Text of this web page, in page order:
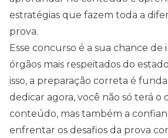
estratégias que fazem toda a
prova.
Esse concurso é a sua chance
órgãos mais respeitados do
isso, a preparação correta é
dedicar agora, você não só terá o
conteúdo, mas também a
enfrentar os desafios da prova